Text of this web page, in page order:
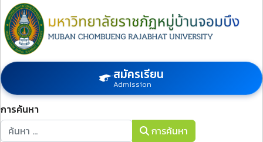
สมัครเรียน
Admission
การค้นหา
การค้นหา
การค้นหา